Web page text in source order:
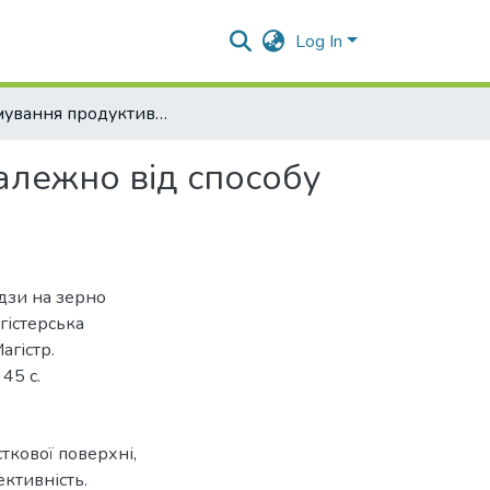
Log In
Формування продуктивності кукурудзи на зерно залежно від способу основного обробітку ґрунту.
від способу
на зерно
с.
поверхні,